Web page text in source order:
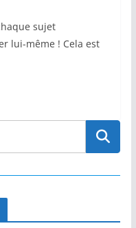
sujet
lui-même ! Cela est